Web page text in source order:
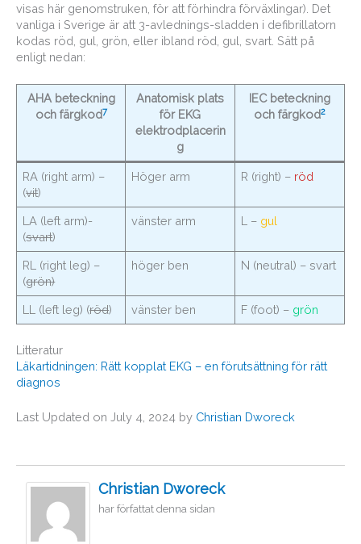
visas här genomstruken, för att förhindra förväxlingar). Det
vanliga i Sverige är att 3-avlednings-sladden i defibrillatorn
kodas röd, gul, grön, eller ibland röd, gul, svart. Sätt på
enligt nedan:
AHA beteckning
och färgkod7
Anatomisk plats
för EKG
elektrodplacerin
g
IEC beteckning
och färgkod2
RA (right arm) –
(vit)
Höger arm R (right) – röd
LA (left arm)-
(svart)
vänster arm L – gul
RL (right leg) –
(grön)
höger ben N (neutral) – svart
LL (left leg) (röd) vänster ben F (foot) – grön
Litteratur
Läkartidningen: Rätt kopplat EKG – en förutsättning för rätt
diagnos
Last Updated on July 4, 2024 by Christian Dworeck
Christian Dworeck
har författat denna sidan